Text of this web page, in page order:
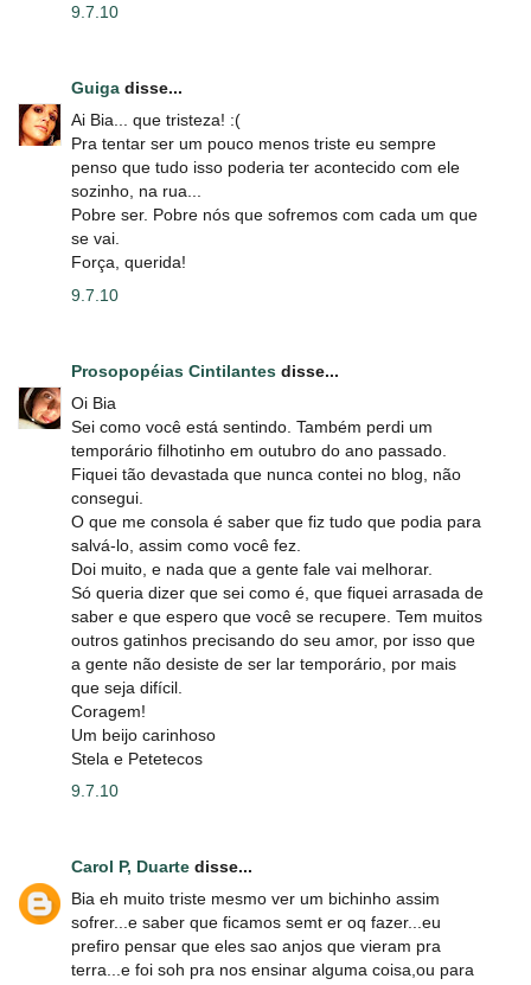
9.7.10
Guiga disse...
Ai Bia... que tristeza! :(
Pra tentar ser um pouco menos triste eu sempre
penso que tudo isso poderia ter acontecido com ele
sozinho, na rua...
Pobre ser. Pobre nós que sofremos com cada um que
se vai.
Força, querida!
9.7.10
Prosopopéias Cintilantes disse...
Oi Bia
Sei como você está sentindo. Também perdi um
temporário filhotinho em outubro do ano passado.
Fiquei tão devastada que nunca contei no blog, não
consegui.
O que me consola é saber que fiz tudo que podia para
salvá-lo, assim como você fez.
Doi muito, e nada que a gente fale vai melhorar.
Só queria dizer que sei como é, que fiquei arrasada de
saber e que espero que você se recupere. Tem muitos
outros gatinhos precisando do seu amor, por isso que
a gente não desiste de ser lar temporário, por mais
que seja difícil.
Coragem!
Um beijo carinhoso
Stela e Petetecos
9.7.10
Carol P, Duarte disse...
Bia eh muito triste mesmo ver um bichinho assim
sofrer...e saber que ficamos semt er oq fazer...eu
prefiro pensar que eles sao anjos que vieram pra
terra...e foi soh pra nos ensinar alguma coisa,ou para